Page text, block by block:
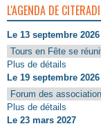
L'AGENDA DE
Le 13 septembre 2026
Tours en Fête se
Plus de détails
Le 19 septembre 2026
Forum des
Plus de détails
Le 23 mars 2027